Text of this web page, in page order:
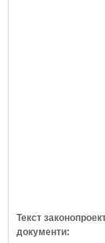
Текст
документи: